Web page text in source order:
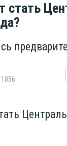
стать
1056